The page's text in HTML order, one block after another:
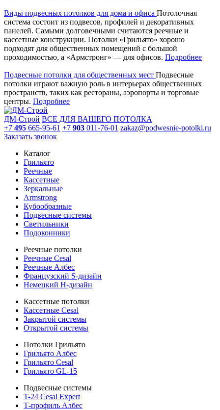
Виды подвесных потолков для дома и офиса Потолочная
система состоит из подвесов, профилей и декоративных
панелей. Самыми долговечными считаются реечные и
кассетные конструкции. Потолки «Грильято» хорошо
подходят для общественных помещений с большой
проходимостью, а «Армстронг» — для офисов. Подробнее
Подвесные потолки для общественных мест Подвесные
потолки играют важную роль в интерьерах общественных
пространств, таких как рестораны, аэропорты и торговые
центры. Подробнее
ДМ-Строй ВСЕ ДЛЯ ВАШЕГО ПОТОЛКА
+7 495 665-95-61 +7 903 011-76-01 zakaz@podwesnie-potolki.ru
Заказать звонок
Каталог
Грильято
Реечные
Кассетные
Зеркальные
Armstrong
Кубообразные
Подвесные системы
Светильники
Подоконники
Реечные потолки
Реечные Cesal
Реечные Албес
Французский S-дизайн
Немецкий H-дизайн
Кассетные потолки
Кассетные Cesal
Закрытой системы
Открытой системы
Потолки Грильято
Грильято Албес
Грильято Cesal
Грильято GL-15
Подвесные системы
T-24 Cesal Expert
Т-профиль Албес